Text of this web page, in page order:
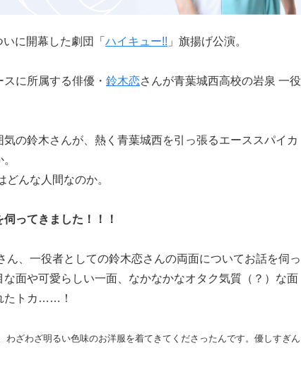
に開幕した劇団「 ハイキュー!! 」旗揚げ公演。
に所属する俳優・ 鈴木恋さんが青葉城西高校の岩泉 一役
の鈴木さんが、熱く青葉城西を引っ張るエーススパイカ
どんな人間なのか。
ってきました！！！
ん、一役者としての鈴木恋さんの両面についてお話を伺っ
面や可愛らしい一面、なかなかなオタク気質（？）な面
たトカ……！
わざわざ明るい色味のお洋服を着てきてくださったんです。優しすぎん